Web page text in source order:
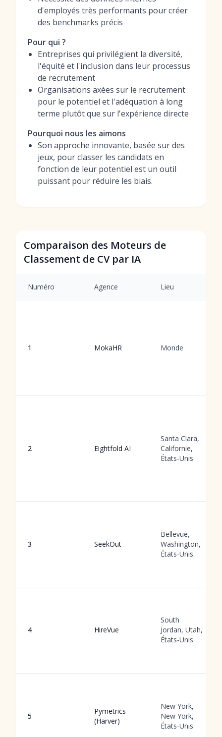
d'employés très performants pour créer
des benchmarks précis
Pour qui ?
Entreprises qui privilégient la diversité,
l'équité et l'inclusion dans leur processus
de recrutement
Organisations axées sur le recrutement
pour le potentiel et l'adéquation à long
terme plutôt que sur l'expérience directe
Pourquoi nous les aimons
Son approche innovante, basée sur des
jeux, pour classer les candidats en
fonction de leur potentiel est un outil
puissant pour réduire les biais.
Comparaison des Moteurs de
Classement de CV par IA
Numéro Agence Lieu
1 MokaHR Monde
2 Eightfold AI
Santa Clara,
Californie,
États-Unis
3 SeekOut
Bellevue,
Washington,
États-Unis
4 HireVue
South
Jordan, Utah,
États-Unis
5
Pymetrics
(Harver)
New York,
New York,
États-Unis